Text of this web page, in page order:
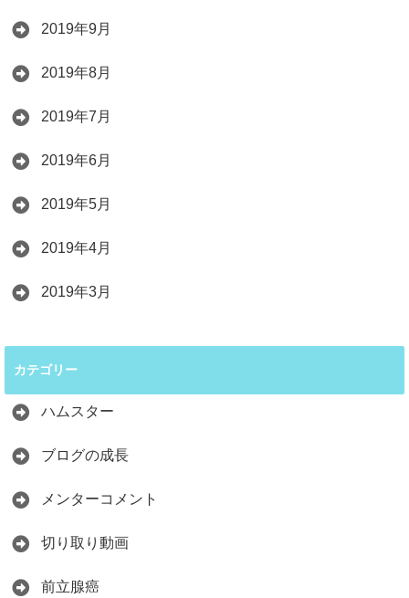
2019年9月
2019年8月
2019年7月
2019年6月
2019年5月
2019年4月
2019年3月
カテゴリー
ハムスター
ブログの成長
メンターコメント
切り取り動画
前立腺癌